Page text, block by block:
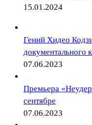
15.01.2024
Гений Хидео
документального
07.06.2023
Премьера
сентябре
07.06.2023